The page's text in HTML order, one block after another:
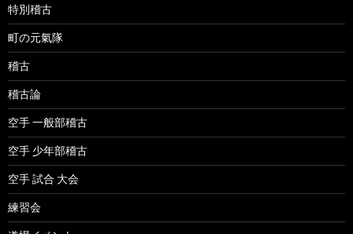
特別稽古
町の元氣隊
稽古
稽古論
空手 一般部稽古
空手 少年部稽古
空手 試合 大会
練習会